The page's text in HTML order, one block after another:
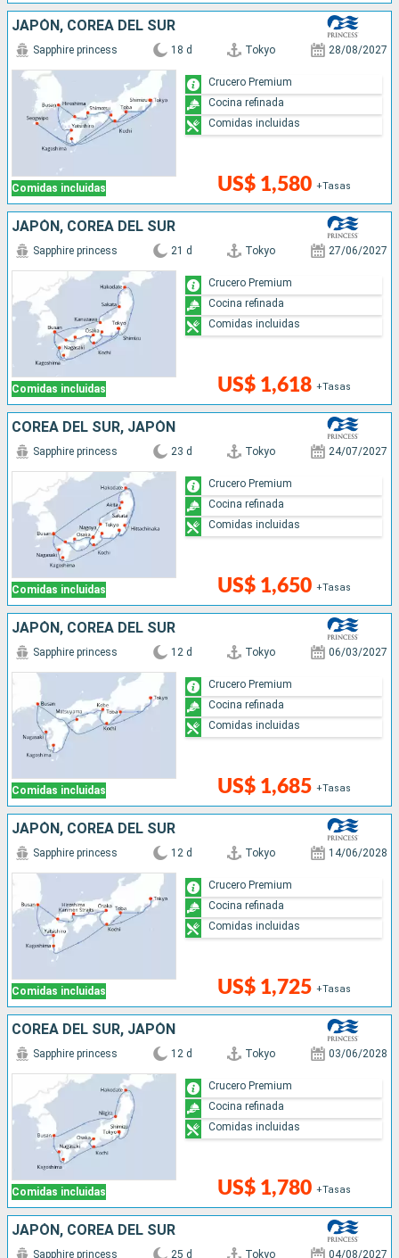
JAPÓN, COREA DEL SUR
Comidas incluidas
Sapphire princess 18 d Tokyo 28/08/2027
US$ 1,580 +Tasas
Crucero Premium
Cocina refinada
Comidas incluidas
JAPÓN, COREA DEL SUR
Comidas incluidas
Sapphire princess 21 d Tokyo 27/06/2027
US$ 1,618 +Tasas
Crucero Premium
Cocina refinada
Comidas incluidas
COREA DEL SUR, JAPÓN
Comidas incluidas
Sapphire princess 23 d Tokyo 24/07/2027
US$ 1,650 +Tasas
Crucero Premium
Cocina refinada
Comidas incluidas
JAPÓN, COREA DEL SUR
Comidas incluidas
Sapphire princess 12 d Tokyo 06/03/2027
US$ 1,685 +Tasas
Crucero Premium
Cocina refinada
Comidas incluidas
JAPÓN, COREA DEL SUR
Comidas incluidas
Sapphire princess 12 d Tokyo 14/06/2028
US$ 1,725 +Tasas
Crucero Premium
Cocina refinada
Comidas incluidas
COREA DEL SUR, JAPÓN
Comidas incluidas
Sapphire princess 12 d Tokyo 03/06/2028
US$ 1,780 +Tasas
Crucero Premium
Cocina refinada
Comidas incluidas
JAPÓN, COREA DEL SUR
Sapphire princess 25 d Tokyo 04/08/2027